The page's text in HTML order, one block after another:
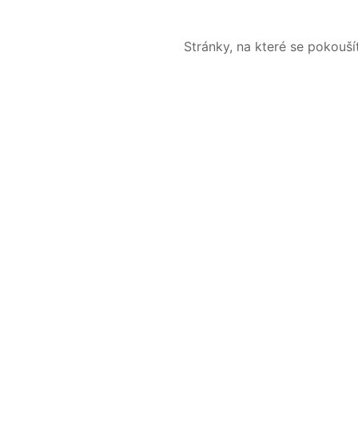
Stránky, na které se